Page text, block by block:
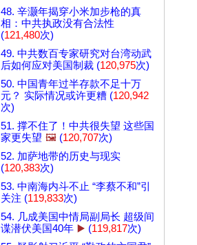
48. 辛灏年揭穿小米加步枪的真
相：中共执政没有合法性
(121,480次)
49. 中共数百专家研究对台湾动武
后如何应对美国制裁 (120,975次)
50. 中国青年过半存款不足十万
元？ 实际情况或许更糟 (120,942
次)
51. 撑不住了！中共很失望 这些国
家更失望 🖼️ (120,707次)
52. 加萨地带的历史与现实
(120,383次)
53. 中南海内斗不止 “李蔡不和”引
关注 (119,833次)
54. 几成美国中情局副局长 超级间
谍潜伏美国40年 ▶️ (119,817次)